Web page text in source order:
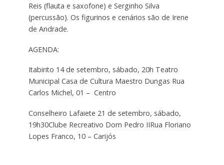
Reis (flauta e saxofone) e Serginho Silva
(percussão). Os figurinos e cenários são de Irene
de Andrade.
AGENDA:
Itabirito 14 de setembro, sábado, 20h Teatro
Municipal Casa de Cultura Maestro Dungas Rua
Carlos Michel, 01 – Centro
Conselheiro Lafaiete 21 de setembro, sábado,
19h30Clube Recreativo Dom Pedro IIRua Floriano
Lopes Franco, 10 – Carijós